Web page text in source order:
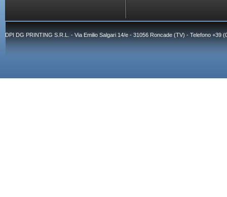
DPI DG PRINTING S.R.L. - Via Emilio Salgari 14/e - 31056 Roncade (TV) - Telefono